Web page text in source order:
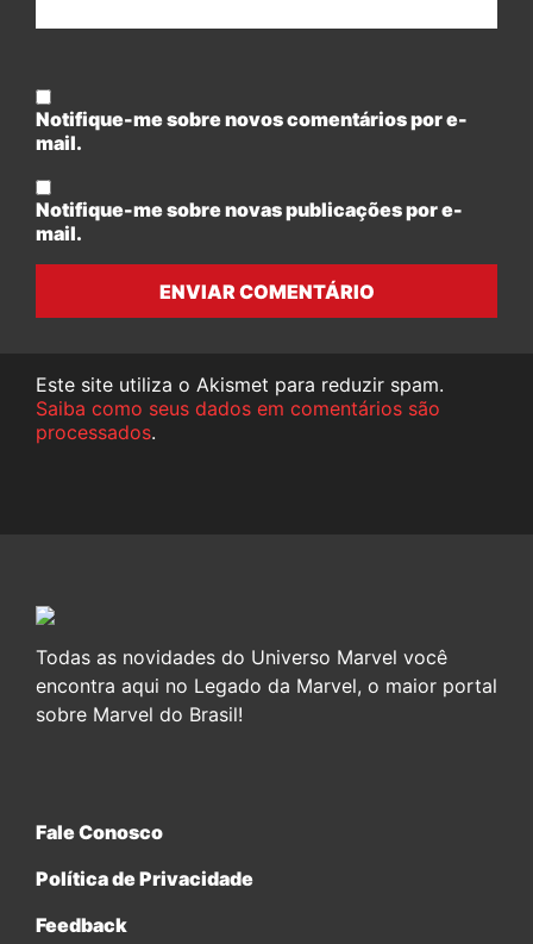
Notifique-me sobre novos comentários por e-
mail.
Notifique-me sobre novas publicações por e-
mail.
ENVIAR COMENTÁRIO
Este site utiliza o Akismet para reduzir spam.
Saiba como seus dados em comentários são
processados.
Todas as novidades do Universo Marvel você
encontra aqui no Legado da Marvel, o maior portal
sobre Marvel do Brasil!
Fale Conosco
Política de Privacidade
Feedback